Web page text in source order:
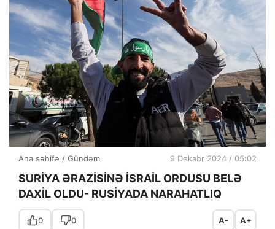
Ana səhifə / Gündəm 9 Dekabr 2024 / 05:02
SURİYA ƏRAZİSİNƏ İSRAİL ORDUSU BELƏ
DAXİL OLDU- RUSİYADA NARAHATLIQ
0 0 A- A+